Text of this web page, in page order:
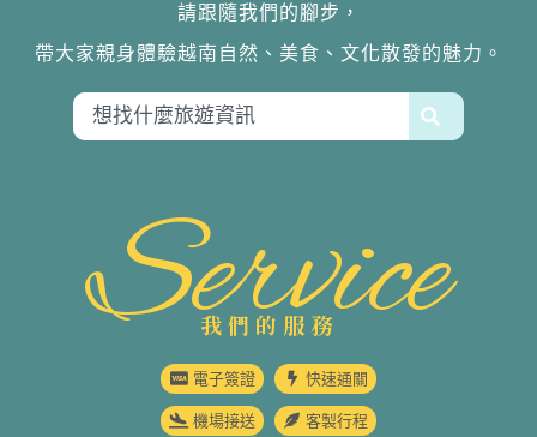
請跟隨我們的腳步，
帶大家親身體驗越南自然、美食、文化散發的魅力。
Service
我們的服務
電子簽證 快速通關
機場接送 客製行程